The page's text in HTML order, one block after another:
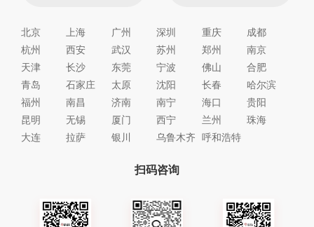
北京 上海 广州 深圳 重庆
成都
杭州
西安 武汉 苏州 郑州
南京
天津
长沙 东莞 宁波 佛山
合肥
青岛
石家庄 太原 沈阳 长春
哈尔滨
福州
南昌 济南 南宁 海口
贵阳
昆明
无锡 厦门 西宁 兰州
珠海
大连
拉萨 银川 乌鲁木齐 呼和浩特
扫码咨询